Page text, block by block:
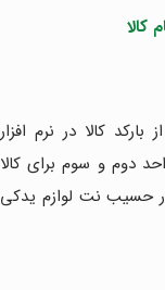
کالا در نرم افزار
دوم و سوم برای کالا
حسیب نت لوازم یدکی